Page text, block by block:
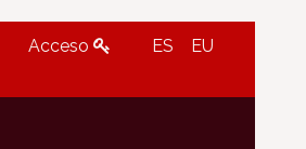
Acceso ES EU